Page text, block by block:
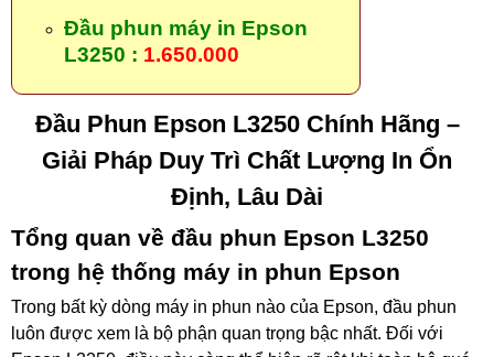
Đầu phun máy in Epson
L3250 : 1.650.000
Đầu Phun Epson L3250 Chính Hãng –
Giải Pháp Duy Trì Chất Lượng In Ổn
Định, Lâu Dài
Tổng quan về đầu phun Epson L3250
trong hệ thống máy in phun Epson
Trong bất kỳ dòng máy in phun nào của Epson, đầu phun
luôn được xem là bộ phận quan trọng bậc nhất. Đối với